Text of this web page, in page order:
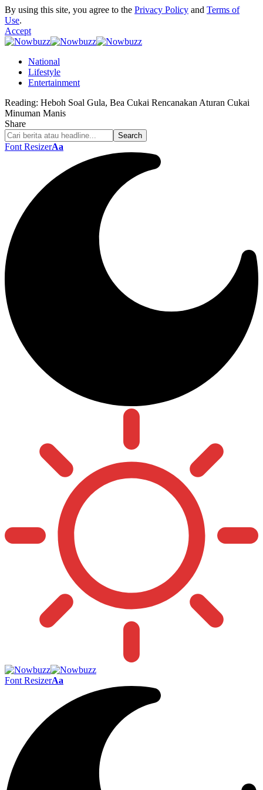
By using this site, you agree to the Privacy Policy and Terms of
Use.
Accept
National
Lifestyle
Entertainment
Reading: Heboh Soal Gula, Bea Cukai Rencanakan Aturan Cukai
Minuman Manis
Share
Font ResizerAa
Font ResizerAa